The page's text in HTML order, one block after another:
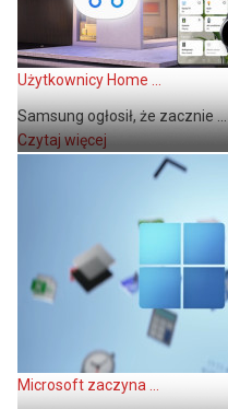
Użytkownicy Home ...
Samsung ogłosił, że zacznie ...
Czytaj więcej
Microsoft zaczyna ...